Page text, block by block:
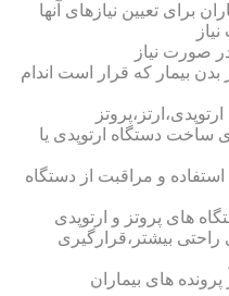
برای تعیین نیازهای آنها
صورت نیاز
بدن بیمار که قرار است اندام
ساخت دستگاه ارتوپدی یا
و مراقبت از دستگاه
های پروتز و ارتوپدی
راحتی بیشتر،قرارگیری
های بیماران